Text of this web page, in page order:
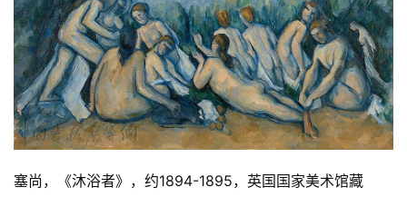
塞尚，《沐浴者》，约1894-1895，英国国家美术馆藏